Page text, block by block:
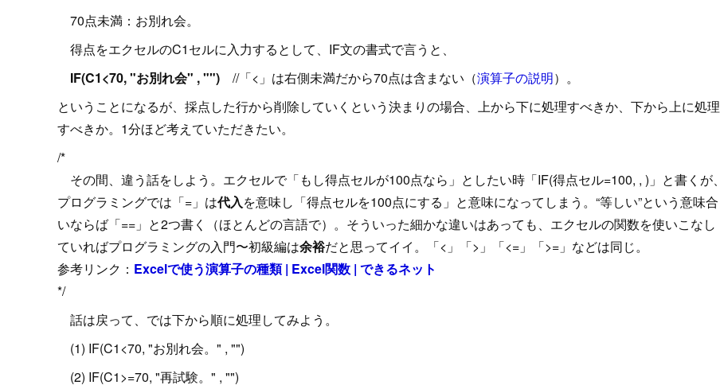
70点未満：お別れ会。
得点をエクセルのC1セルに入力するとして、IF文の書式で言うと、
IF(C1<70, "お別れ会" , "") //「<」は右側未満だから70点は含まない（演算子の説明）。
ということになるが、採点した行から削除していくという決まりの場合、上から下に処理すべきか、下から上に処理
すべきか。1分ほど考えていただきたい。
/*
その間、違う話をしよう。エクセルで「もし得点セルが100点なら」としたい時「IF(得点セル=100, , )」と書くが、
プログラミングでは「=」は代入を意味し「得点セルを100点にする」と意味になってしまう。“等しい”という意味合
いならば「==」と2つ書く（ほとんどの言語で）。そういった細かな違いはあっても、エクセルの関数を使いこなし
ていればプログラミングの入門〜初級編は余裕だと思ってイイ。「<」「>」「<=」「>=」などは同じ。
参考リンク： Excelで使う演算子の種類 | Excel関数 | できるネット
*/
話は戻って、では下から順に処理してみよう。
(1) IF(C1<70, "お別れ会。" , "")
(2) IF(C1>=70, "再試験。" , "")